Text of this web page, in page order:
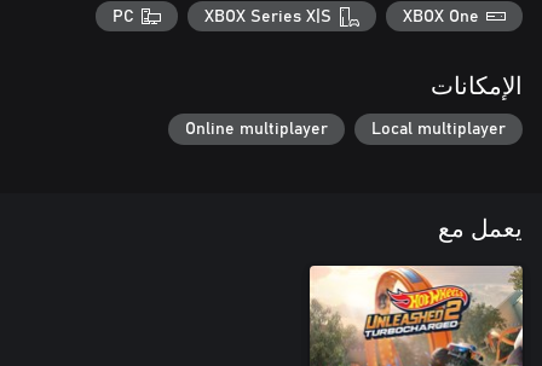
XBOX One
XBOX Series X|S
PC
الإمكانات
Local multiplayer
Online multiplayer
يعمل مع